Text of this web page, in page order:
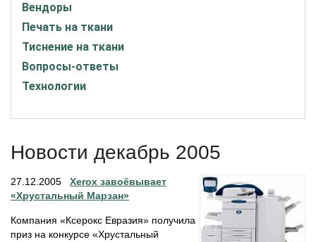
Вендоры
Печать на ткани
Тиснение на ткани
Вопросы-ответы
Технологии
Новости декабрь 2005
27.12.2005 Хerox завоёвывает
«Хрустальный Марзан»
Компания «Ксерокс Евразия» получила
приз на конкурсе «Хрустальный